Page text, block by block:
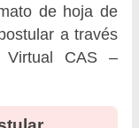
de hoja de
a través
Virtual CAS –